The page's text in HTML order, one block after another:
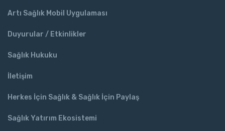
Artı Sağlık Mobil Uygulaması
Duyurular / Etkinlikler
Sağlık Hukuku
İletişim
Herkes İçin Sağlık & Sağlık İçin Paylaş
Sağlık Yatırım Ekosistemi